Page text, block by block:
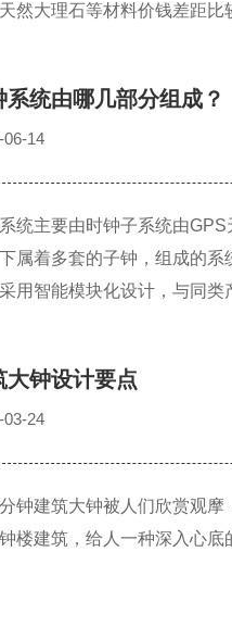
然大理石等材料价钱差距
系统由哪几部分组成？
06-14
统主要由时钟子系统由
属着多套的子钟，组成的
用智能模块化设计，与同类
大钟设计要点
03-24
钟建筑大钟被人们欣赏观
楼建筑，给人一种深入心底